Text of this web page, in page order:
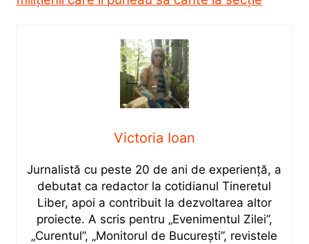
Victoria Ioan
Jurnalistă cu peste 20 de ani de experiență, a
debutat ca redactor la cotidianul Tineretul
Liber, apoi a contribuit la dezvoltarea altor
proiecte. A scris pentru „Evenimentul Zilei”,
„Curentul”, „Monitorul de București”, revistele